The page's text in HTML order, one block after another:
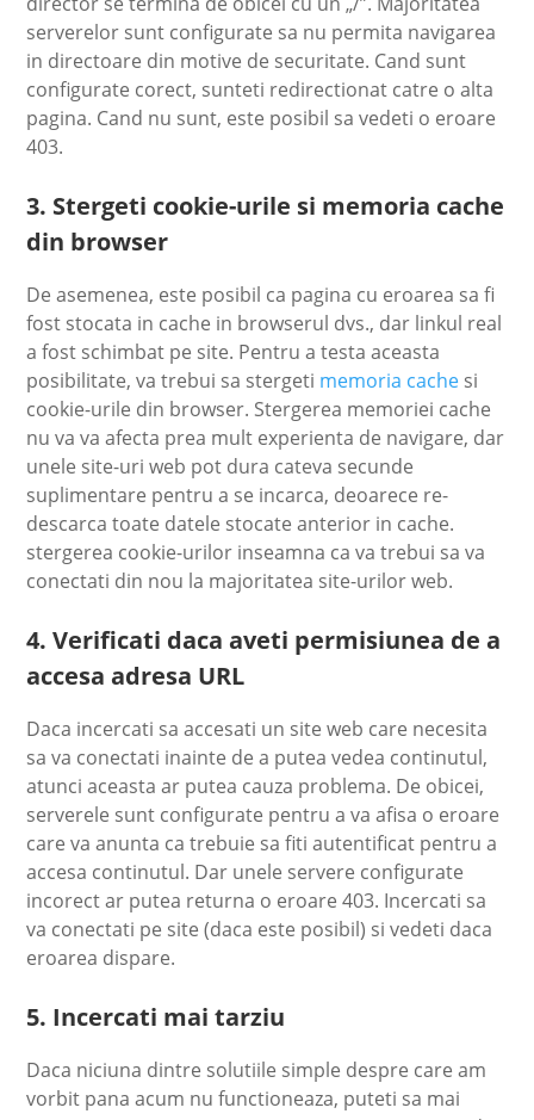
serverelor sunt configurate sa nu permita navigarea
in directoare din motive de securitate. Cand sunt
configurate corect, sunteti redirectionat catre o alta
pagina. Cand nu sunt, este posibil sa vedeti o eroare
403.
3. Stergeti cookie-urile si memoria cache
din browser
De asemenea, este posibil ca pagina cu eroarea sa fi
fost stocata in cache in browserul dvs., dar linkul real
a fost schimbat pe site. Pentru a testa aceasta
posibilitate, va trebui sa stergeti memoria cache si
cookie-urile din browser. Stergerea memoriei cache
nu va va afecta prea mult experienta de navigare, dar
unele site-uri web pot dura cateva secunde
suplimentare pentru a se incarca, deoarece re-
descarca toate datele stocate anterior in cache.
stergerea cookie-urilor inseamna ca va trebui sa va
conectati din nou la majoritatea site-urilor web.
4. Verificati daca aveti permisiunea de a
accesa adresa URL
Daca incercati sa accesati un site web care necesita
sa va conectati inainte de a putea vedea continutul,
atunci aceasta ar putea cauza problema. De obicei,
serverele sunt configurate pentru a va afisa o eroare
care va anunta ca trebuie sa fiti autentificat pentru a
accesa continutul. Dar unele servere configurate
incorect ar putea returna o eroare 403. Incercati sa
va conectati pe site (daca este posibil) si vedeti daca
eroarea dispare.
5. Incercati mai tarziu
Daca niciuna dintre solutiile simple despre care am
vorbit pana acum nu functioneaza, puteti sa mai